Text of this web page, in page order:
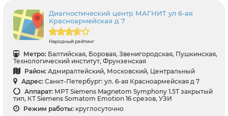
Диагностический центр МАГНИТ ул 6-ая
Красноармейская д 7
Народный рейтинг
Метро: Балтийская, Боровая, Звенигородская, Пушкинская,
Технологический институт, Фрунзенская
Район: Адмиралтейский, Московский, Центральный
Адрес: Санкт-Петербург: ул. 6-ая Красноармейская д 7
Аппарат: МРТ Siemens Magnetom Symphony 1.5T закрытый
тип, КТ Siemens Somatom Emotion 16 срезов, УЗИ
Режим работы: круглосуточно